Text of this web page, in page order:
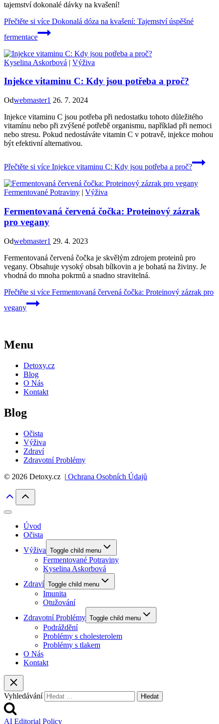
tajemství dokonalé dávky na kvašení!
Přečtěte si více Dokonalá dóza na kvašení: Tajemství úspěšné
fermentace
Kyselina Askorbová | Výživa
Injekce vitaminu C: Kdy jsou potřeba a proč?
Odwebmaster1 26. 7. 2024
Injekce vitaminu C jsou potřeba při nedostatku tohoto důležitého
vitamínu nebo při zvýšené potřebě organismu, například při nemoci
nebo stresu. Pokud nedostáváte vitamin C v potravě, injekce mohou
být efektivní alternativou.
Přečtěte si více Injekce vitaminu C: Kdy jsou potřeba a proč?
Fermentované Potraviny | Výživa
Fermentovaná červená čočka: Proteinový zázrak
pro vegany
Odwebmaster1 29. 4. 2023
Fermentovaná červená čočka je skvělým zdrojem proteinů pro
vegany. Obsahuje vysoký obsah bílkovin a je bohatá na živiny. Je
vhodná do mnoha pokrmů a snadno stravitelná.
Přečtěte si více Fermentovaná červená čočka: Proteinový zázrak pro
vegany
Menu
Detoxy.cz
Blog
O Nás
Kontakt
Blog
Očista
Výživa
Zdraví
Zdravotní Problémy
© 2026 Detoxy.cz | Ochrana Osobních Údajů
Úvod
Očista
Výživa Toggle child menu
Fermentované Potraviny
Kyselina Askorbová
Zdraví Toggle child menu
Imunita
Otužování
Zdravotní Problémy Toggle child menu
Podráždění
Problémy s cholesterolem
Problémy s tlakem
O Nás
Kontakt
Vyhledávání
AI Editorial Policy